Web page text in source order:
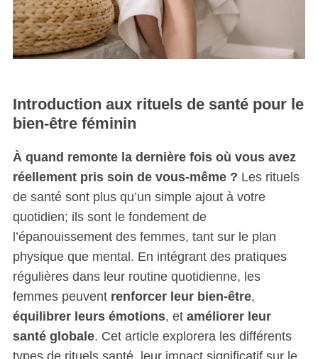
Introduction aux rituels de santé pour le
bien-être féminin
À quand remonte la dernière fois où vous avez
réellement pris soin de vous-même ? Les rituels
de santé sont plus qu’un simple ajout à votre
quotidien; ils sont le fondement de
l’épanouissement des femmes, tant sur le plan
physique que mental. En intégrant des pratiques
régulières dans leur routine quotidienne, les
femmes peuvent renforcer leur bien-être,
équilibrer leurs émotions, et améliorer leur
santé globale. Cet article explorera les différents
types de rituels santé, leur impact significatif sur le